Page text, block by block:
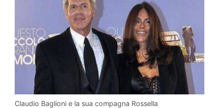
Claudio Baglioni e la sua compagna Rossella